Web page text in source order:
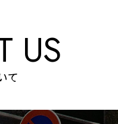
US
て